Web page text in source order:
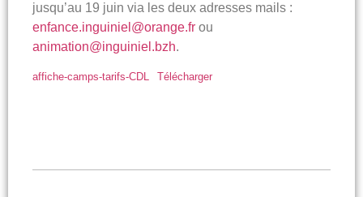
jusqu’au 19 juin via les deux adresses mails :
enfance.inguiniel@orange.fr ou
animation@inguiniel.bzh.
affiche-camps-tarifs-CDL Télécharger